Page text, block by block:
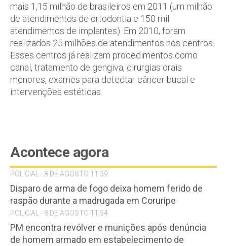
mais 1,15 milhão de brasileiros em 2011 (um milhão
de atendimentos de ortodontia e 150 mil
atendimentos de implantes). Em 2010, foram
realizados 25 milhões de atendimentos nos centros.
Esses centros já realizam procedimentos como
canal, tratamento de gengiva, cirurgias orais
menores, exames para detectar câncer bucal e
intervenções estéticas.
Acontece agora
POLICIAL - 8 DE AGOSTO 11:59
Disparo de arma de fogo deixa homem ferido de
raspão durante a madrugada em Coruripe
POLICIAL - 8 DE AGOSTO 11:54
PM encontra revólver e munições após denúncia
de homem armado em estabelecimento de